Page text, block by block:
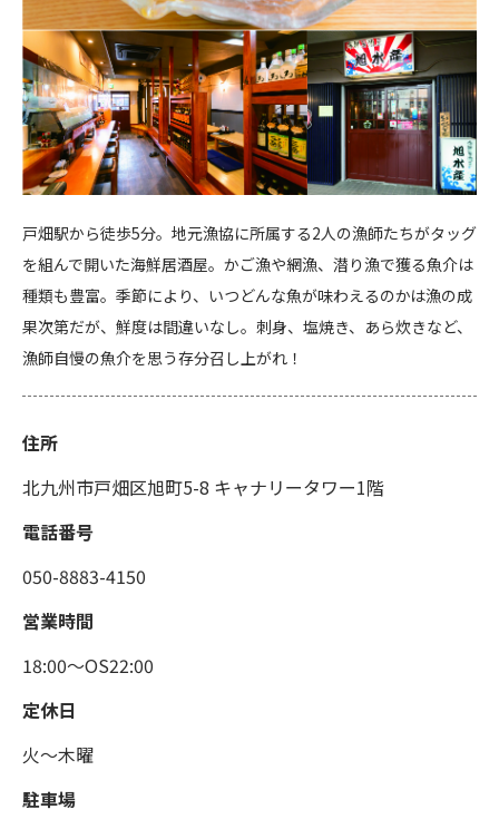
戸畑駅から徒歩5分。地元漁協に所属する2人の漁師たちがタッグ
を組んで開いた海鮮居酒屋。かご漁や網漁、潜り漁で獲る魚介は
種類も豊富。季節により、いつどんな魚が味わえるのかは漁の成
果次第だが、鮮度は間違いなし。刺身、塩焼き、あら炊きなど、
漁師自慢の魚介を思う存分召し上がれ！
住所
北九州市戸畑区旭町5-8 キャナリータワー1階
電話番号
050-8883-4150
営業時間
18:00～OS22:00
定休日
火〜木曜
駐車場